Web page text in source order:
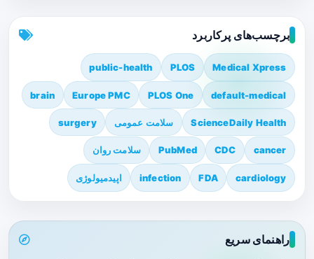
برچسب‌های پرکاربرد
Medical Xpress
PLOS
public-health
default-medical
PLOS One
Europe PMC
brain
ScienceDaily Health سلامت عمومی surgery
cancer
CDC
PubMed سلامت روان
cardiology
FDA
infection اپیدمیولوژی
راهنمای سریع